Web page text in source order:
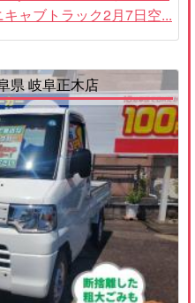
ャブトラック2月7日空...
県 岐阜正木店